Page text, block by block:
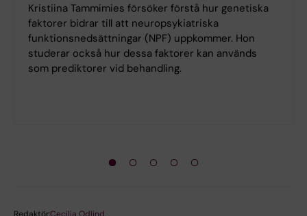
Kristiina Tammimies försöker förstå hur genetiska
faktorer bidrar till att neuropsykiatriska
funktionsnedsättningar (NPF) uppkommer. Hon
studerar också hur dessa faktorer kan används
som prediktorer vid behandling.
Redaktör:Cecilia Odlind